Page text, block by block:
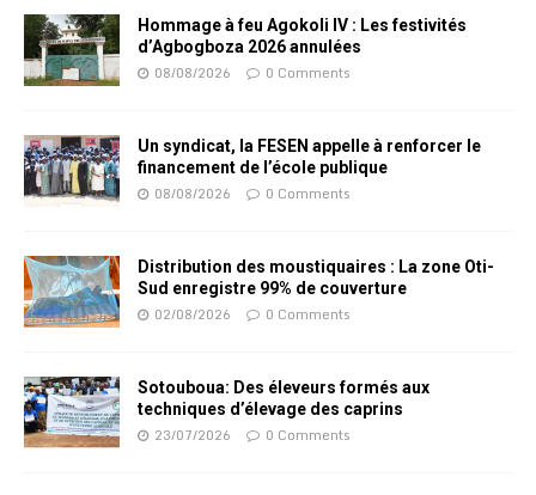
Hommage à feu Agokoli IV : Les festivités
d’Agbogboza 2026 annulées
08/08/2026 0 Comments
Un syndicat, la FESEN appelle à renforcer le
financement de l’école publique
08/08/2026 0 Comments
Distribution des moustiquaires : La zone Oti-
Sud enregistre 99% de couverture
02/08/2026 0 Comments
Sotouboua: Des éleveurs formés aux
techniques d’élevage des caprins
23/07/2026 0 Comments